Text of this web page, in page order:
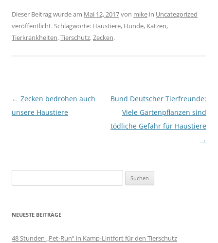
Dieser Beitrag wurde am Mai 12, 2017von mike in Uncategorized
veröffentlicht. Schlagworte: Haustiere, Hunde, Katzen,
Tierkrankheiten,Tierschutz,Zecken.
Beitragsnavigation
← Zecken bedrohen auch
unsere Haustiere
Bund Deutscher Tierfreunde:
Viele Gartenpflanzen sind
tödliche Gefahr für Haustiere
→
nach:
NEUESTE BEITRÄGE
48 Stunden „Pet-Run“ in Kamp-Lintfort für den Tierschutz